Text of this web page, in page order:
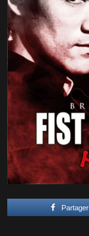
Partager